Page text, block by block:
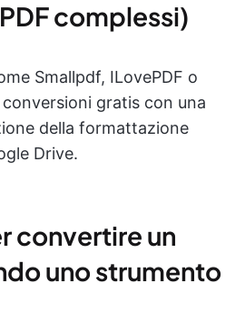
complessi)
Smallpdf, ILovePDF o
gratis con una
della formattazione
Drive.
convertire un
uno strumento